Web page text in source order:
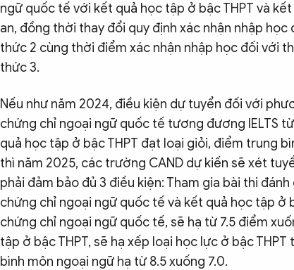
ngữ quốc tế với kết quả học tập ở bậc THPT và
an, đồng thời thay đổi quy định xác nhận nhập
thức 2 cùng thời điểm xác nhận nhập học đối với
thức 3.
Nếu như năm 2024, điều kiện dự tuyển đối với
chứng chỉ ngoại ngữ quốc tế tương đương IELTS
quả học tập ở bậc THPT đạt loại giỏi, điểm trung
thì năm 2025, các trường CAND dự kiến sẽ xét
phải đảm bảo đủ 3 điều kiện: Tham gia bài thi
chứng chỉ ngoại ngữ quốc tế và kết quả học tập ở
chứng chỉ ngoại ngữ quốc tế, sẽ hạ từ 7.5 điểm
tập ở bậc THPT, sẽ hạ xếp loại học lực ở bậc
bình môn ngoại ngữ hạ từ 8.5 xuống 7.0.